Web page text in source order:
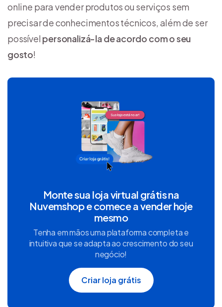
online para vender produtos ou serviços sem
precisar de conhecimentos técnicos, além de ser
possível personalizá-la de acordo com o seu
gosto!
Monte sua loja virtual grátis na
Nuvemshop e comece a vender hoje
mesmo
Tenha em mãos uma plataforma completa e
intuitiva que se adapta ao crescimento do seu
negócio!
Criar loja grátis